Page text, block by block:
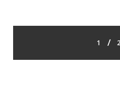
1 /